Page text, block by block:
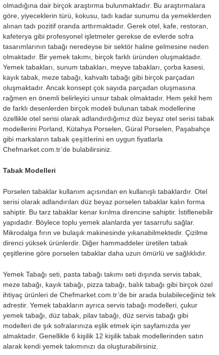
olmadığına dair birçok araştırma bulunmaktadır. Bu araştırmalara
göre, yiyeceklerin türü, kokusu, tadı kadar sunumu da yemeklerden
alınan tadı pozitif oranda arttırmaktadır. Gerek otel, kafe, restoran,
kafeterya gibi profesyonel işletmeler gerekse de evlerde sofra
tasarımlarının tabağı neredeyse bir sektör haline gelmesine neden
olmaktadır. Bir yemek takımı, birçok farklı üründen oluşmaktadır.
Yemek tabakları, sunum tabakları, meyve tabakları, çorba kasesi,
kayık tabak, meze tabağı, kahvaltı tabağı gibi birçok parçadan
oluşmaktadır. Ancak konsept çok sayıda parçadan oluşmasına
rağmen en önemli belirleyici unsur tabak olmaktadır. Hem şekil hem
de farklı desenlerden birçok modeli bulunan tabak modellerine
özellikle otel serisi olarak adlandırdığımız düz beyaz otel serisi tabak
modellerini Porland, Kütahya Porselen, Güral Porselen, Paşabahçe
gibi markaların tabak çeşitlerini en uygun fiyatlarla
Chefmarket.com.tr’de bulabilirsiniz.
Tabak Modelleri
Porselen tabaklar kullanım açısından en kullanışlı tabaklardır. Otel
serisi olarak adlandırılan düz beyaz porselen tabaklar kalın forma
sahiptir. Bu tarz tabaklar kenar kırılma direncine sahiptir. İstiflenebilir
yapıdadır. Böylece toplu yemek alanlarda yer tasarrufu sağlar.
Mikrodalga fırın ve bulaşık makinesinde yıkanabilmektedir. Çizilme
direnci yüksek ürünlerdir. Diğer hammaddeler üretilen tabak
çeşitlerine göre porselen tabaklar daha uzun ömürlü ve sağlıklıdır.
Yemek Tabağı seti, pasta tabağı takımı seti dışında servis tabak,
meze tabağı, kayık tabağı, pizza tabağı, balık tabağı gibi birçok özel
ihtiyaç ürünleri de Chefmarket.com.tr’de bir arada bulabileceğiniz tek
adrestir. Yemek tabakların ayrıca servis tabağı modelleri, çukur
yemek tabağı, düz tabak, pilav tabağı, düz servis tabağı gibi
modelleri de şık sofralarınıza eşlik etmek için sayfamızda yer
almaktadır. Genellikle 6 kişilik 12 kişilik tabak modellerinden satın
alarak kendi yemek takımınızı da oluşturabilirsiniz.